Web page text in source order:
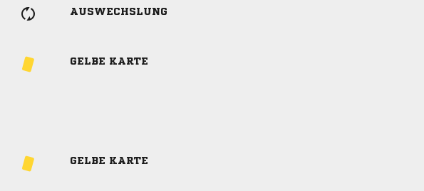
AUSWECHSLUNG
GELBE KARTE
GELBE KARTE